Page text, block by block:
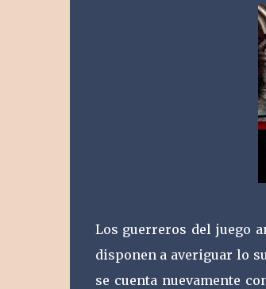
Los guerreros del juego
disponen a averiguar lo
se cuenta nuevamente